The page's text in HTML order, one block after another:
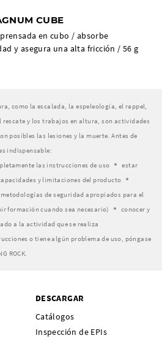
CUBE
en cubo / absorbe
y asegura una alta fricción / 56 g
como la escalada, la espeleología, el rappel,
rescate y los trabajos en altura, son actividades
posibles las lesiones y la muerte. Antes de
indispensable:
las instrucciones de uso
estar
y limitaciones del producto
de seguridad apropiados para el
formación cuando sea necesario)
conocer y
a la actividad que se realiza
o tiene algún problema de uso, póngase
ROCK.
DESCARGAR
Catálogos
Inspección de EPIs